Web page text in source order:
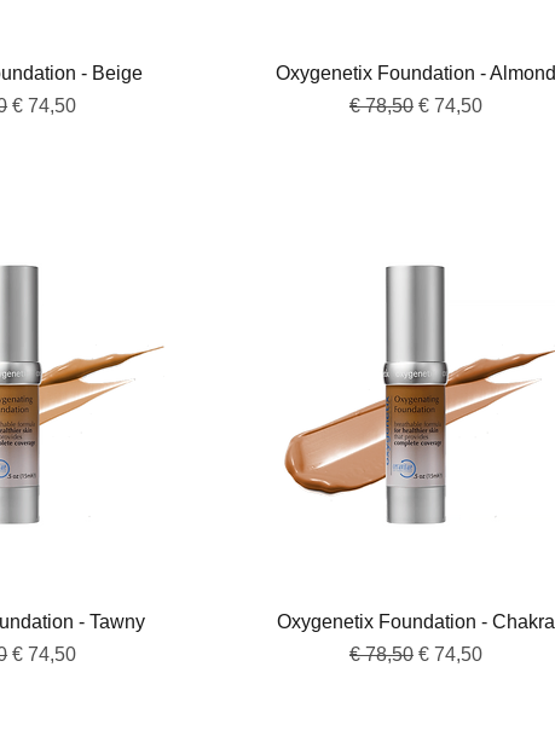
- Beige
prijs
Verkoopprijs
€ 74,50
Snel overzicht
Oxygenetix Foundation - Almond
Normale prijs
€ 78,50 Verkoopprijs
€ 74,50
- Tawny
prijs
Verkoopprijs
€ 74,50
Snel overzicht
Oxygenetix Foundation - Chakra
Normale prijs
€ 78,50 Verkoopprijs
€ 74,50